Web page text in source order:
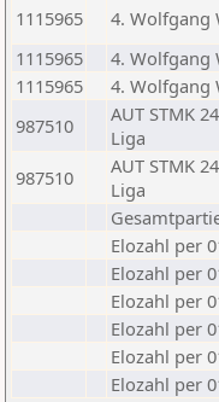
1115965 4. Wolfgang
1115965
4. Wolfgang
1115965
4. Wolfgang
987510
AUT STMK
Liga
987510
AUT STMK
Liga
Elozahl per
Elozahl per
Elozahl per
Elozahl per
Elozahl per
Elozahl per